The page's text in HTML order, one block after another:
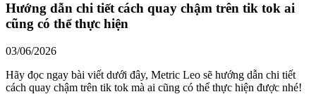
Hướng dẫn chi tiết cách quay chậm trên tik tok ai
cũng có thể thực hiện
03/06/2026
Hãy đọc ngay bài viết dưới đây, Metric Leo sẽ hướng dẫn chi tiết
cách quay chậm trên tik tok mà ai cũng có thể thực hiện được nhé!